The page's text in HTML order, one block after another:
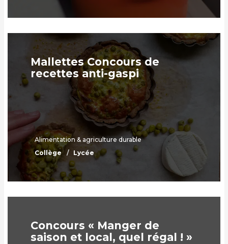
Mallettes Concours de
recettes anti-gaspi
Alimentation & agriculture durable
Collège
Lycée
Concours « Manger de
saison et local, quel régal ! »